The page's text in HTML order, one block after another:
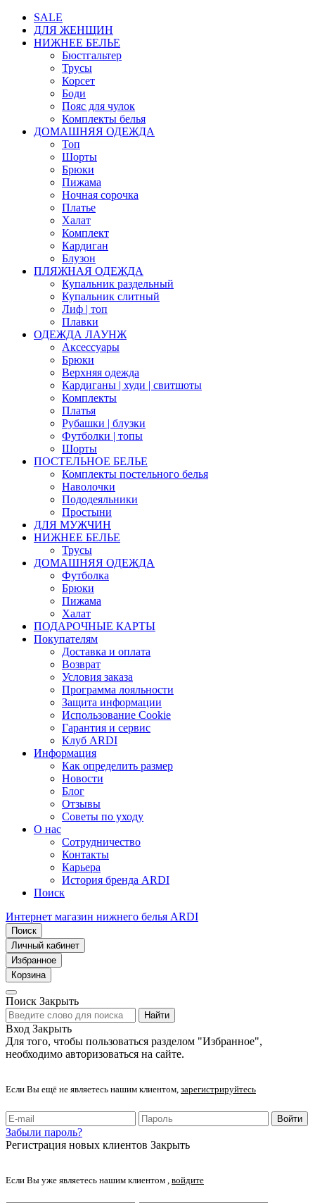
SALE
ДЛЯ ЖЕНЩИН
НИЖНЕЕ БЕЛЬЕ
Бюстгальтер
Трусы
Корсет
Боди
Пояс для чулок
Комплекты белья
ДОМАШНЯЯ ОДЕЖДА
Топ
Шорты
Брюки
Пижама
Ночная сорочка
Платье
Халат
Комплект
Кардиган
Блузон
ПЛЯЖНАЯ ОДЕЖДА
Купальник раздельный
Купальник слитный
Лиф | топ
Плавки
ОДЕЖДА ЛАУНЖ
Аксессуары
Брюки
Верхняя одежда
Кардиганы | худи | свитшоты
Комплекты
Платья
Рубашки | блузки
Футболки | топы
Шорты
ПОСТЕЛЬНОЕ БЕЛЬЕ
Комплекты постельного белья
Наволочки
Пододеяльники
Простыни
ДЛЯ МУЖЧИН
НИЖНЕЕ БЕЛЬЕ
Трусы
ДОМАШНЯЯ ОДЕЖДА
Футболка
Брюки
Пижама
Халат
ПОДАРОЧНЫЕ КАРТЫ
Покупателям
Доставка и оплата
Возврат
Условия заказа
Программа лояльности
Защита информации
Использование Cookie
Гарантия и сервис
Клуб ARDI
Информация
Как определить размер
Новости
Блог
Отзывы
Советы по уходу
О нас
Сотрудничество
Контакты
Карьера
История бренда ARDI
Поиск
Интернет магазин нижнего белья ARDI
Поиск
Личный кабинет
Избранное
Корзина
Поиск Закрыть
Найти
Вход Закрыть
Для того, чтобы пользоваться разделом "Избранное",
необходимо авторизоваться на сайте.
Если Вы ещё не являетесь нашим клиентом, зарегистрируйтесь
Войти
Забыли пароль?
Регистрация новых клиентов Закрыть
Если Вы уже являетесь нашим клиентом , войдите